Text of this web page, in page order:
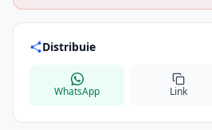
Distribuie
WhatsApp Link